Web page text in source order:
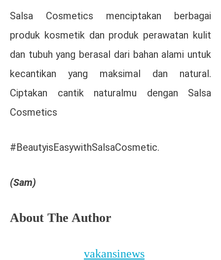
Salsa Cosmetics menciptakan berbagai
produk kosmetik dan produk perawatan kulit
dan tubuh yang berasal dari bahan alami untuk
kecantikan yang maksimal dan natural.
Ciptakan cantik naturalmu dengan Salsa
Cosmetics
#BeautyisEasywithSalsaCosmetic.
(Sam)
About The Author
vakansinews